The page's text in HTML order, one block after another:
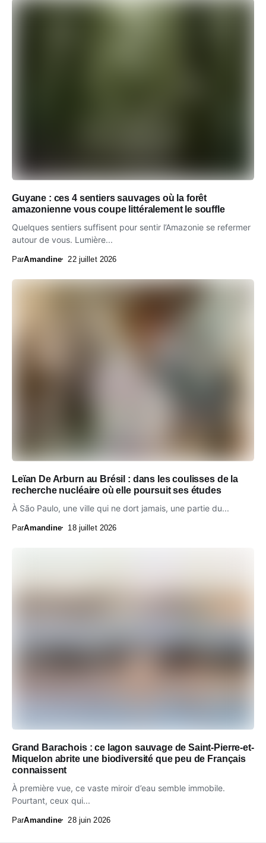
Guyane : ces 4 sentiers sauvages où la forêt
amazonienne vous coupe littéralement le souffle
Quelques sentiers suffisent pour sentir l’Amazonie se refermer
autour de vous. Lumière...
ParAmandine 22 juillet 2026
Leïan De Arburn au Brésil : dans les coulisses de la
recherche nucléaire où elle poursuit ses études
À São Paulo, une ville qui ne dort jamais, une partie du...
ParAmandine 18 juillet 2026
Grand Barachois : ce lagon sauvage de Saint-Pierre-et-
Miquelon abrite une biodiversité que peu de Français
connaissent
À première vue, ce vaste miroir d’eau semble immobile.
Pourtant, ceux qui...
ParAmandine 28 juin 2026